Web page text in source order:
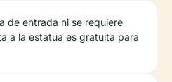
de entrada ni se requiere
a la estatua es gratuita para